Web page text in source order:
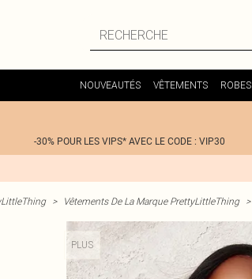
NOUVEAUTÉS VÊTEMENTS ROBES
-30% POUR LES VIPS* AVEC LE CODE : VIP30
> Vêtements De La Marque PrettyLittleThing >
PLUS